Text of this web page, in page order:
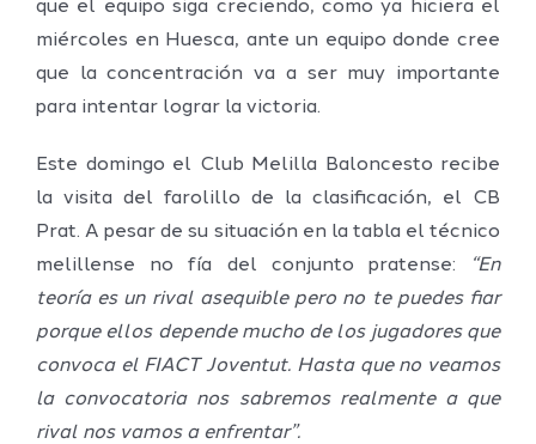
que el equipo siga creciendo, como ya hiciera el
miércoles en Huesca, ante un equipo donde cree
que la concentración va a ser muy importante
para intentar lograr la victoria.
Este domingo el Club Melilla Baloncesto recibe
la visita del farolillo de la clasificación, el CB
Prat. A pesar de su situación en la tabla el técnico
melillense no fía del conjunto pratense:
“En
teoría es un rival asequible pero no te puedes fiar
porque ellos depende mucho de los jugadores que
convoca el FIACT Joventut. Hasta que no veamos
la convocatoria nos sabremos realmente a que
rival nos vamos a enfrentar”.